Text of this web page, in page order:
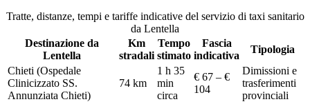
Tratte, distanze, tempi e tariffe indicative del servizio di taxi sanitario
da Lentella
Destinazione da
Lentella
Km
stradali
Tempo
stimato
Fascia
indicativa
Tipologia
Chieti (Ospedale
Clinicizzato SS.
Annunziata Chieti)
74 km
1 h 35
min
circa
€ 67 – €
104
Dimissioni e
trasferimenti
provinciali